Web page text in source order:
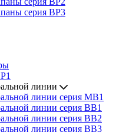
серия BP3
линии
линии серия MB1
линии серия BB1
линии серия BB2
линии серия BB3